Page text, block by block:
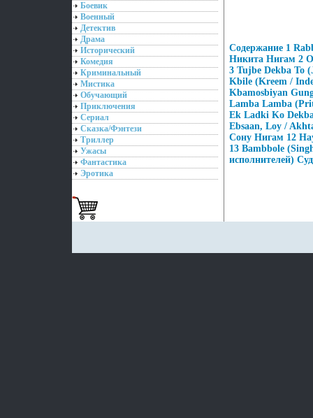
Боевик
Военный
Детектив
Драма
Исторический
Комедия
Криминальный
Мистика
Обучающий
Приключения
Сериал
Сказка/Фэнтези
Триллер
Ужасы
Фантастика
Эротика
Содержание 1
Никита Нигам 2
3 Tujbe Dekba To
Kbile (Kreem /
Kbamosbiyan
Lamba Lamba
Ek Ladki Ko
Ebsaan, Loy /
Сону Нигам 12
13 Bambbole
исполнителей)